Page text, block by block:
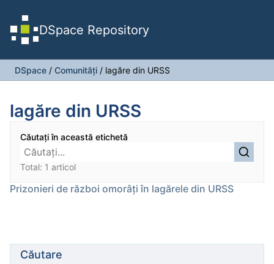
DSpace Repository
DSpace / Comunități / lagăre din URSS
lagăre din URSS
Căutați în această etichetă
Total: 1 articol
Prizonieri de război omorâți în lagărele din URSS
Căutare